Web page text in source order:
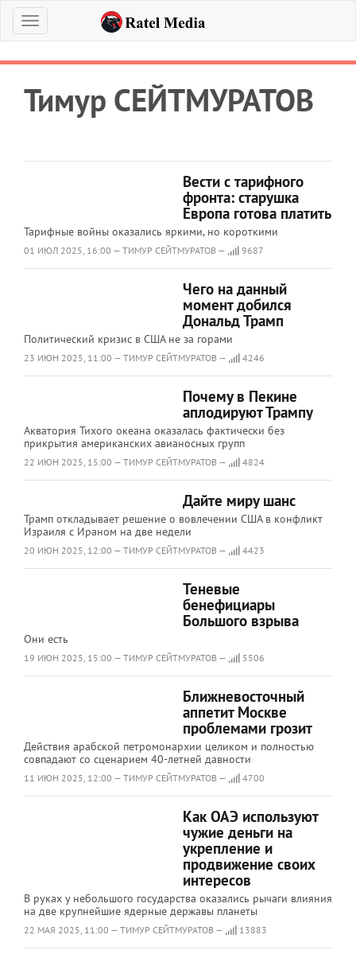
Меню
Тимур СЕЙТМУРАТОВ
Вести с тарифного
фронта: старушка
Европа готова платить
Тарифные войны оказались яркими, но короткими
01 ИЮЛ 2025, 16:00 — ТИМУР СЕЙТМУРАТОВ — 9687
Чего на данный
момент добился
Дональд Трамп
Политический кризис в США не за горами
23 ИЮН 2025, 11:00 — ТИМУР СЕЙТМУРАТОВ — 4246
Почему в Пекине
аплодируют Трампу
Акватория Тихого океана оказалась фактически без
прикрытия американских авианосных групп
22 ИЮН 2025, 15:00 — ТИМУР СЕЙТМУРАТОВ — 4824
Дайте миру шанс
Трамп откладывает решение о вовлечении США в конфликт
Израиля с Ираном на две недели
20 ИЮН 2025, 12:00 — ТИМУР СЕЙТМУРАТОВ — 4423
Теневые
бенефициары
Большого взрыва
Они есть
19 ИЮН 2025, 15:00 — ТИМУР СЕЙТМУРАТОВ — 5506
Ближневосточный
аппетит Москве
проблемами грозит
Действия арабской петромонархии целиком и полностью
совпадают со сценарием 40-летней давности
11 ИЮН 2025, 12:00 — ТИМУР СЕЙТМУРАТОВ — 4700
Как ОАЭ используют
чужие деньги на
укрепление и
продвижение своих
интересов
В руках у небольшого государства оказались рычаги влияния
на две крупнейшие ядерные державы планеты
22 МАЯ 2025, 11:00 — ТИМУР СЕЙТМУРАТОВ — 13883